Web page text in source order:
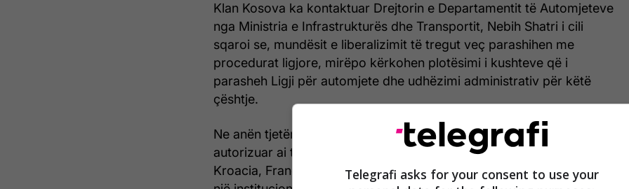
Klan Kosova ka kontaktuar Drejtorin e Departamentit të Automjeteve
nga Ministria e Infrastrukturës dhe Transportit, Nebih Shatri i cili
sqaroi se, mundësit e liberalizimit të tregut veç parashihen me
procedurat ligjore, mirëpo kërkohen plotësimi i kushteve që i
parasheh Ligji për automjete dhe udhëzimi administrativ për këtë
çështje.
Ne anën tjetër në lidhje me ofrimin e shërbimit nga një institucion i
autorizuar ai tha se jo vetëm Finlanda por edhe Anglia, Sllovakia,
Kroacia, Franca, Danimarka, Holanda, Latvia, Estonia posedojnë nga
Telegrafi asks for your consent to use your